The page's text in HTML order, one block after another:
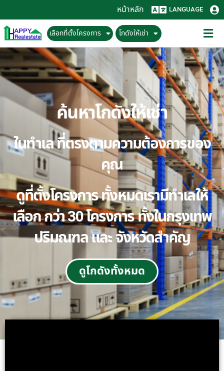
หน้าหลัก LANGUAGE
เลือกที่ตั้งโครงการ โกดังให้เช่า
ค้นหาโกดังให้เช่า
ในทำเล ที่ตรงตามความต้องการของ
คุณ
ดูที่ตั้งโครงการ ทั้งหมดเรามีทำเลให้
เลือก กว่า 30 โครงการ ทั้งในกรุงเทพ
ปริมณฑล และ จังหวัดสำคัญ
ดูโกดังทั้งหมด